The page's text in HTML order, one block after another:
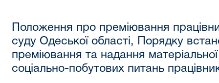
Положення про преміювання
суду Одеської області, Порядку
преміювання та надання
соціально-побутових питань